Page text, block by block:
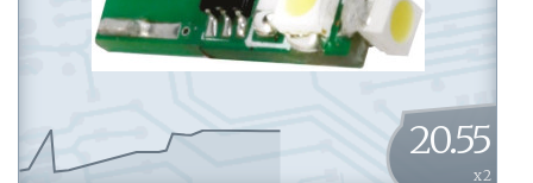
20.55
x 2